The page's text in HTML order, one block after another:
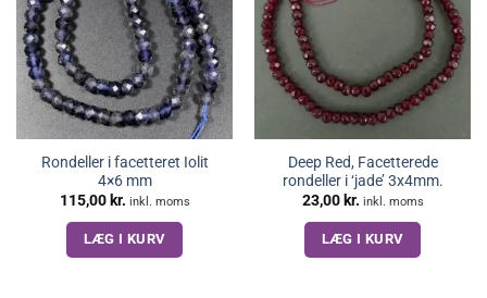
Rondeller i facetteret Iolit
4×6 mm
115,00 kr. inkl. moms
LÆG I KURV
Deep Red, Facetterede
rondeller i ‘jade’ 3x4mm.
23,00 kr. inkl. moms
LÆG I KURV